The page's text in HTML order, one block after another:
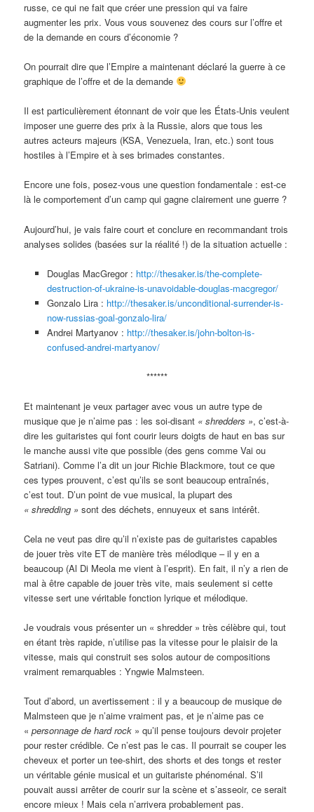
russe, ce qui ne fait que créer une pression qui va faire
augmenter les prix. Vous vous souvenez des cours sur l’offre et
de la demande en cours d’économie ?
On pourrait dire que l’Empire a maintenant déclaré la guerre à ce
graphique de l’offre et de la demande
Il est particulièrement étonnant de voir que les États-Unis veulent
imposer une guerre des prix à la Russie, alors que tous les
autres acteurs majeurs (KSA, Venezuela, Iran, etc.) sont tous
hostiles à l’Empire et à ses brimades constantes.
Encore une fois, posez-vous une question fondamentale : est-ce
là le comportement d’un camp qui gagne clairement une guerre ?
Aujourd’hui, je vais faire court et conclure en recommandant trois
analyses solides (basées sur la réalité !) de la situation actuelle :
Douglas MacGregor : http://thesaker.is/the-complete-
destruction-of-ukraine-is-unavoidable-douglas-macgregor/
Gonzalo Lira : http://thesaker.is/unconditional-surrender-is-
now-russias-goal-gonzalo-lira/
Andrei Martyanov : http://thesaker.is/john-bolton-is-
confused-andrei-martyanov/
******
Et maintenant je veux partager avec vous un autre type de
musique que je n’aime pas : les soi-disant « shredders », c’est-à-
dire les guitaristes qui font courir leurs doigts de haut en bas sur
le manche aussi vite que possible (des gens comme Vai ou
Satriani). Comme l’a dit un jour Richie Blackmore, tout ce que
ces types prouvent, c’est qu’ils se sont beaucoup entraînés,
c’est tout. D’un point de vue musical, la plupart des
« shredding » sont des déchets, ennuyeux et sans intérêt.
Cela ne veut pas dire qu’il n’existe pas de guitaristes capables
de jouer très vite ET de manière très mélodique – il y en a
beaucoup (Al Di Meola me vient à l’esprit). En fait, il n’y a rien de
mal à être capable de jouer très vite, mais seulement si cette
vitesse sert une véritable fonction lyrique et mélodique.
Je voudrais vous présenter un « shredder » très célèbre qui, tout
en étant très rapide, n’utilise pas la vitesse pour le plaisir de la
vitesse, mais qui construit ses solos autour de compositions
vraiment remarquables : Yngwie Malmsteen.
Tout d’abord, un avertissement : il y a beaucoup de musique de
Malmsteen que je n’aime vraiment pas, et je n’aime pas ce
«personnage de hard rock » qu’il pense toujours devoir projeter
pour rester crédible. Ce n’est pas le cas. Il pourrait se couper les
cheveux et porter un tee-shirt, des shorts et des tongs et rester
un véritable génie musical et un guitariste phénoménal. S’il
pouvait aussi arrêter de courir sur la scène et s’asseoir, ce serait
encore mieux ! Mais cela n’arrivera probablement pas.